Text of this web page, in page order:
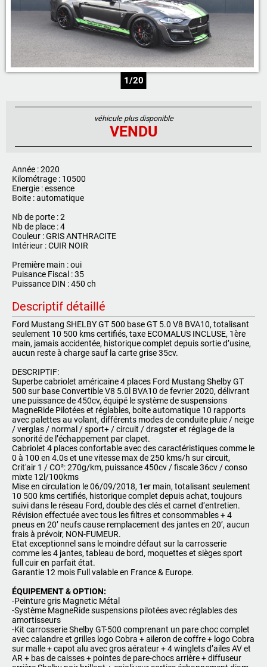
1/20
véhicule plus disponible
VENDU
Année : 2020
Kilométrage : 10500
Energie : essence
Boite : automatique
Nb de porte : 2
Nb de place : 4
Couleur : GRIS ANTHRACITE
Intérieur : CUIR NOIR
Première main : oui
Puisance Fiscal : 35
Puissance DIN : 450 ch
Descriptif détaillé
Ford Mustang SHELBY GT 500 base GT 5.0 V8 BVA10, totalisant
seulement 10 500 kmscertifiés, taxe ECOMALUS INCLUSE, 1ère
main, jamais accidentée, historique complet depuis sortie d’usine,
aucun reste à charge sauf la carte grise 35cv.
DESCRIPTIF:
Superbe cabriolet américaine 4 places Ford Mustang Shelby GT
500 sur base Convertible V8 5.0l BVA10 de fevrier 2020, délivrant
une puissance de 450cv, équipé le système de suspensions
MagneRide Pilotées et réglables, boite automatique 10 rapports
avec palettes au volant, différents modes de conduite pluie / neige
/ verglas / normal / sport+ / circuit / dragster et réglage de la
sonorité de l’échappement par clapet.
Cabriolet 4 places confortable avec des caractéristiques comme le
0 à 100 en 4.0s et une vitesse max de 250 kms/h sur circuit,
Crit'air 1 / CO²: 270g/km, puissance 450cv / fiscale 36cv / conso
mixte 12l/100kms
Mise en circulation le 06/09/2018, 1er main, totalisant seulement
10 500 kms certifiés, historique complet depuis achat, toujours
suivi dans le réseau Ford, double des clés et carnet d‘entretien.
Révision effectuée avec tous les filtres et consommables + 4
pneus en 20’ neufs cause remplacement des jantes en 20’, aucun
frais à prévoir, NON-FUMEUR.
Etat exceptionnel sans le moindre défaut sur la carrosserie
comme les 4 jantes, tableau de bord, moquettes et sièges sport
full cuir en parfait état.
Garantie 12 mois Full valable en France & Europe.
ÉQUIPEMENT & OPTION:
-Peinture gris Magnetic Métal
-Système MagneRide suspensions pilotées avec réglables des
amortisseurs
-Kit carrosserie Shelby GT-500 comprenant un pare choc complet
avec calandre et grilles logo Cobra + aileron de coffre + logo Cobra
sur malle + capot alu avec gros aérateur + 4 winglets d’ailes AV et
AR + bas de caisses + pointes de pare-chocs arrière + diffuseur